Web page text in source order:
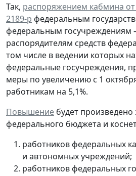
Так, распоряжением кабмина от
2189-р федеральным
федеральным госучреждениям
распорядителям средств
том числе в ведении которых
федеральные госучреждения,
меры по увеличению с 1
работникам на 5,1%.
Повышение будет произведено
федерального бюджета и
работников федеральных
и автономных учреждений;
работников федеральных